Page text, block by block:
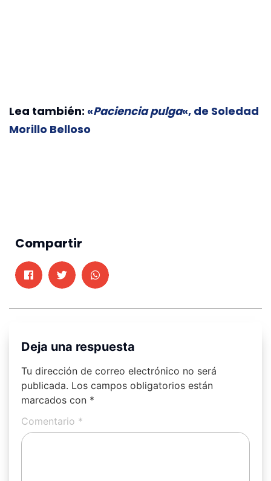
Lea también: «Paciencia pulga«, de Soledad
Morillo Belloso
Compartir
Deja una respuesta
Tu dirección de correo electrónico no será
publicada. Los campos obligatorios están
marcados con *
Comentario *